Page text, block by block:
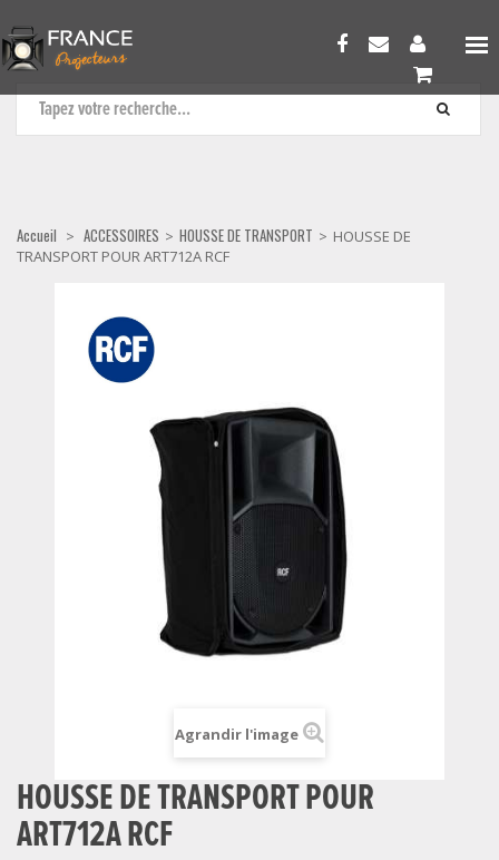
HOUSSE DE TRANSPORT
Accueil > ACCESSOIRES > HOUSSE DE TRANSPORT > HOUSSE DE
TRANSPORT POUR ART712A RCF
Agrandir l'image
HOUSSE DE TRANSPORT POUR
ART712A RCF